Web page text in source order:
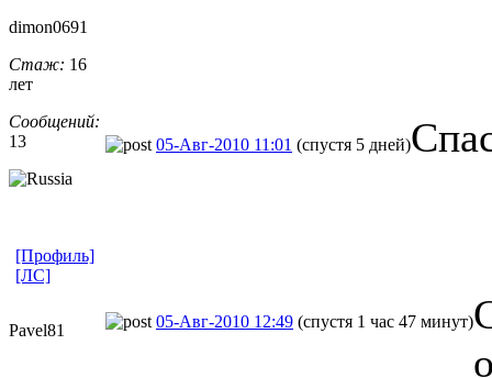
dimon0691
Стаж: 16
лет
Сообщений:
13
05-Авг-2010 11:01 (спустя 5 дней)
[Профиль]
[ЛС]
Pavel81 05-Авг-2010 12:49 (спустя 1 час 47 минут)